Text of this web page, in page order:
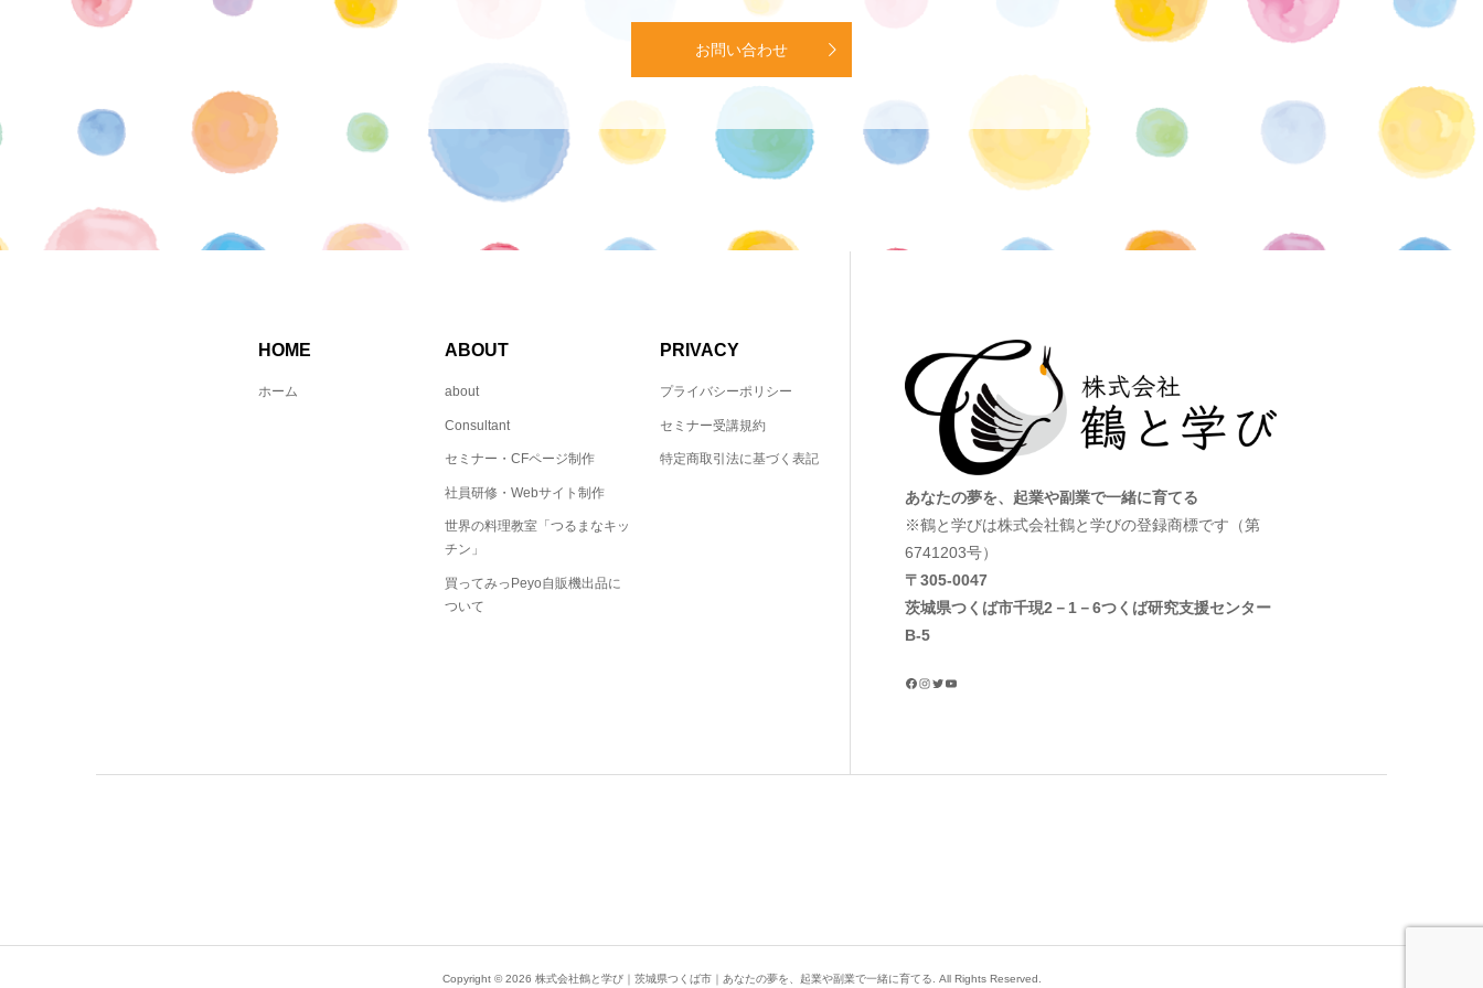
お問い合わせ
HOME
ホーム
ABOUT
about
Consultant
セミナー・CFページ制作
社員研修・Webサイト制作
世界の料理教室「つるまなキッ
チン」
買ってみっPeyo自販機出品に
ついて
PRIVACY
プライバシーポリシー
セミナー受講規約
特定商取引法に基づく表記
あなたの夢を、起業や副業で一緒に育てる
※鶴と学びは株式会社鶴と学びの登録商標です（第
6741203号）
〒305‐0047
茨城県つくば市千現2－1－6つくば研究支援センター
B-5
Copyright ©2026 株式会社鶴と学び｜茨城県つくば市｜あなたの夢を、起業や副業で一緒に育てる. All Rights Reserved.